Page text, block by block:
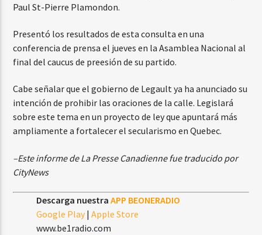
Paul St-Pierre Plamondon.
Presentó los resultados de esta consulta en una
conferencia de prensa el jueves en la Asamblea Nacional al
final del caucus de preesión de su partido.
Cabe señalar que el gobierno de Legault ya ha anunciado su
intención de prohibir las oraciones de la calle. Legislará
sobre este tema en un proyecto de ley que apuntará más
ampliamente a fortalecer el secularismo en Quebec.
–Este informe de La Presse Canadienne fue traducido por
CityNews
Descarga nuestraAPP BEONERADIO
Google Play |Apple Store
www.be1radio.com